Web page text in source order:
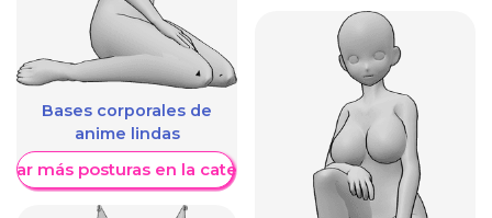
Bases corporales de
anime lindas
más posturas en la categoría